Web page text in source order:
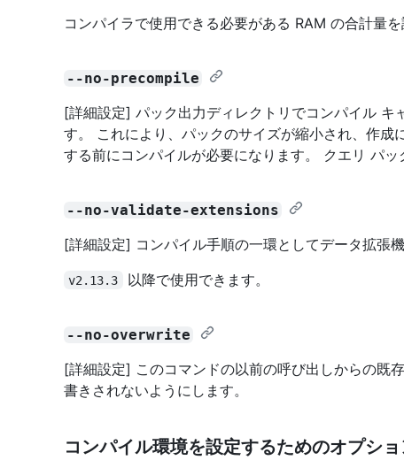
コンパイラで使用できる必要がある RAM の合計量を
--no-precompile
[詳細設定] パック出力ディレクトリでコンパイル キ
す。 これにより、パックのサイズが縮小され、作
する前にコンパイルが必要になります。 クエリ パッ
--no-validate-extensions
[詳細設定] コンパイル手順の一環としてデータ拡張
v2.13.3 以降で使用できます。
--no-overwrite
[詳細設定] このコマンドの以前の呼び出しからの既
書きされないようにします。
コンパイル環境を設定するためのオプショ